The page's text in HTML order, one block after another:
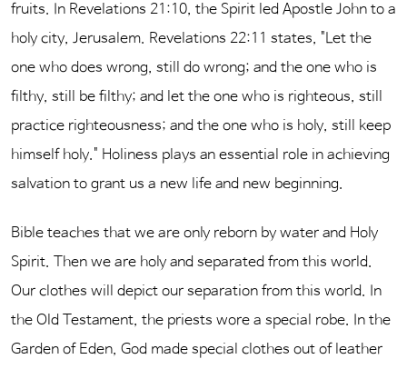
fruits. In Revelations 21:10, the Spirit led Apostle John to a
holy city, Jerusalem. Revelations 22:11 states, "Let the
one who does wrong, still do wrong; and the one who is
filthy, still be filthy; and let the one who is righteous, still
practice righteousness; and the one who is holy, still keep
himself holy." Holiness plays an essential role in achieving
salvation to grant us a new life and new beginning.
Bible teaches that we are only reborn by water and Holy
Spirit. Then we are holy and separated from this world.
Our clothes will depict our separation from this world. In
the Old Testament, the priests wore a special robe. In the
Garden of Eden, God made special clothes out of leather